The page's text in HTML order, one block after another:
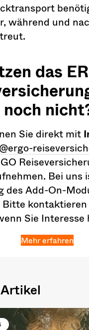
während und
das
Sie direkt mit
Bei uns
des Add-On-
Bitte kontaktieren
Sie Interesse
Mehr erfahren